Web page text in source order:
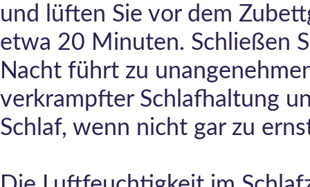
und lüften Sie vor dem
etwa 20 Minuten. Schließen
Nacht führt zu
verkrampfter Schlafhaltung
Schlaf, wenn nicht gar zu